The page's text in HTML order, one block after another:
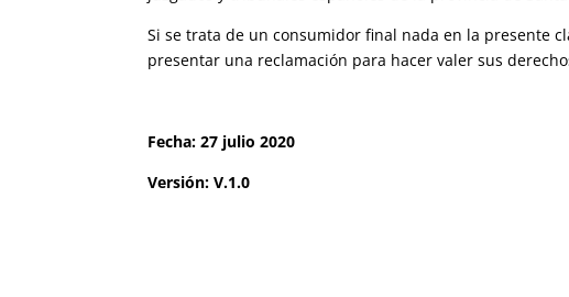
Si se trata de un consumidor final nada en la presente
presentar una reclamación para hacer valer sus
Fecha: 27 julio 2020
Versión: V.1.0